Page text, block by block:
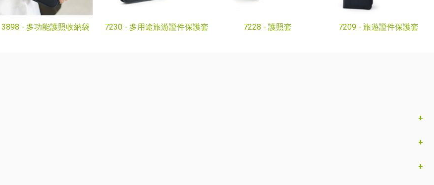
3898 - 多功能護照收納袋 7230 - 多用途旅游證件保護套 7228 - 護照套 7209 - 旅遊證件保護套